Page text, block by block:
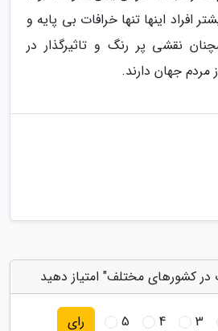
افراد اینها تنها خرافات بی پایه و
نقشی پر رنگ و تاثیرگذار در
مردم جهان دارند.
کشورهای مختلف" امتیاز دهید
3
4
5 رای